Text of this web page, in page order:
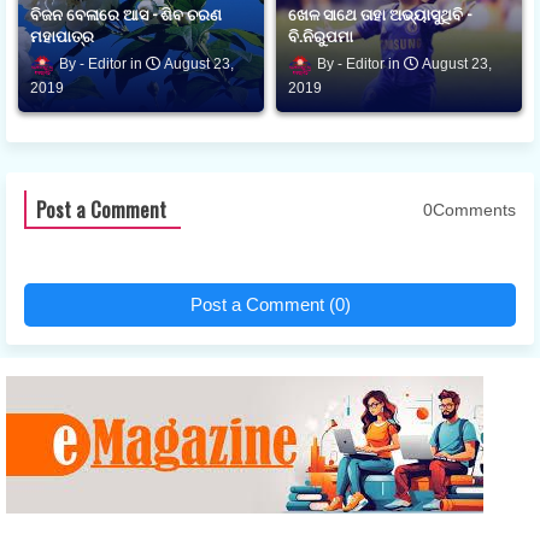
ବିଜନ ବେଳାରେ ଆସ - ଶିବ ଚରଣ
ମହାପାତ୍ର
Editor
August 23,
2019
ଖେଳ ସାଥେ ତାହା ଅଭ୍ୟାସୁଥିବି -
ବି.ନିରୁପମା
Editor
August 23,
2019
Post a Comment 0Comments
Post a Comment (0)